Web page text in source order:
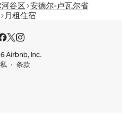
谷区 安德尔-卢瓦尔省
月租住宿
Airbnb, Inc.
条款